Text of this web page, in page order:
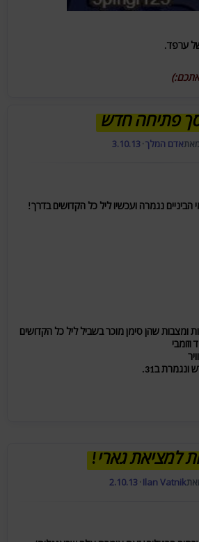
ערפד.
פתיחה חדש
מאתאדם המלך·
3.10.13
נגמרה ועכשיו ליל כל הקדושים בדרך!
ומצבות שהן סימן מוכר בשביל ליל כל הקדושים
למציאת גארי!
Ilan Vatnik
·
2.10.13